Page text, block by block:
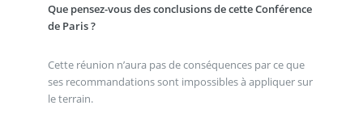
Que pensez-vous des conclusions de cette Conférence
de Paris ?
Cette réunion n’aura pas de conséquences par ce que
ses recommandations sont impossibles à appliquer sur
le terrain.